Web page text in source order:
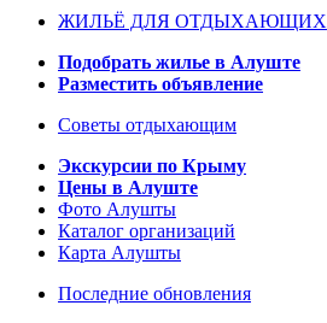
ЖИЛЬЁ ДЛЯ ОТДЫХАЮЩИХ
Подобрать жилье в Алуште
Разместить объявление
Советы отдыхающим
Экскурсии по Крыму
Цены в Алуште
Фото Алушты
Каталог организаций
Карта Алушты
Последние обновления